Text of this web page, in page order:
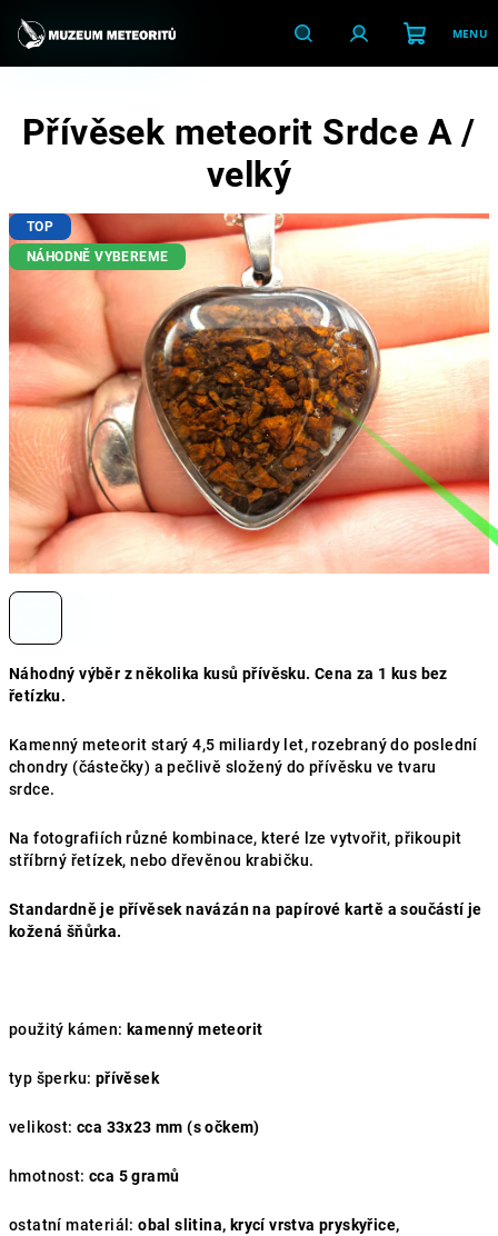
obsah
HledatPřihlášeníNákupní
košík
Náhodný výběr z několika kusů přívěsku. Cena za 1 kus bez
řetízku.
Kamenný meteorit starý 4,5 miliardy let, rozebraný do poslední
chondry (částečky) a pečlivě složený do přívěsku ve tvaru
srdce.
Na fotografiích různé kombinace, které lze vytvořit, přikoupit
stříbrný řetízek, nebo dřevěnou krabičku.
Standardně je přívěsek navázán na papírové kartě a součástí je
kožená šňůrka.
použitý kámen: kamenný meteorit
typ šperku: přívěsek
velikost: cca 33x23 mm (s očkem)
hmotnost: cca 5 gramů
ostatní materiál:obal slitina, krycí vrstva pryskyřice,
Přívěsek meteorit Srdce A /
velký
TOP
NÁHODNĚ VYBEREME